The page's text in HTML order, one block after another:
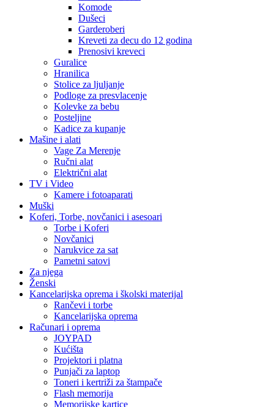
Komode
Dušeci
Garderoberi
Kreveti za decu do 12 godina
Prenosivi kreveci
Guralice
Hranilica
Stolice za ljuljanje
Podloge za presvlacenje
Kolevke za bebu
Posteljine
Kadice za kupanje
Mašine i alati
Vage Za Merenje
Ručni alat
Električni alat
TV i Video
Kamere i fotoaparati
Muški
Koferi, Torbe, novčanici i asesoari
Torbe i Koferi
Novčanici
Narukvice za sat
Pametni satovi
Za njega
Ženski
Kancelarijska oprema i školski materijal
Rančevi i torbe
Kancelarijska oprema
Računari i oprema
JOYPAD
Kućišta
Projektori i platna
Punjači za laptop
Toneri i kertriži za štampače
Flash memorija
Memorijske kartice